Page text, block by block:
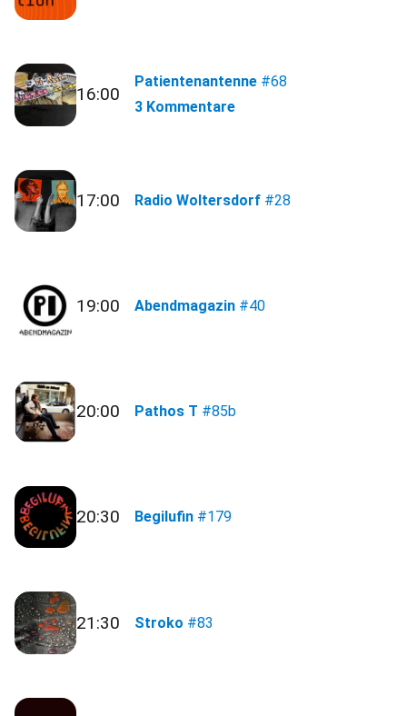
16:00
Patientenantenne #68
3 Kommentare
17:00 Radio Woltersdorf #28
19:00 Abendmagazin #40
20:00 Pathos T #85b
20:30 Begilufin #179
21:30 Stroko #83